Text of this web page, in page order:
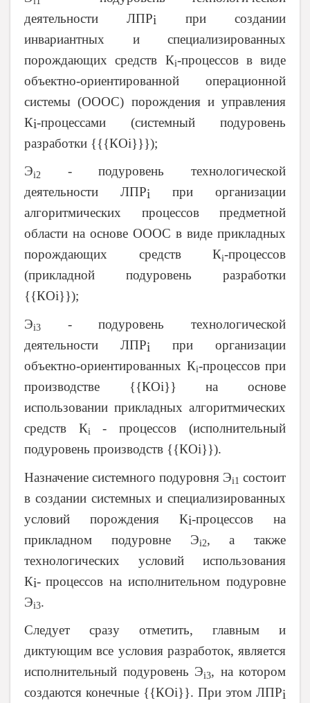
деятельности ЛПРi при создании
инвариантных и специализированных
порождающих средств Кi-процессов в виде
объектно-ориентированной операционной
системы (ОООС) порождения и управления
Кi-процессами (системный подуровень
разработки {{{КОi}}});
Эi2
- подуровень технологической
деятельности ЛПРi при организации
алгоритмических процессов предметной
области на основе ОООС в виде прикладных
порождающих средств Кi-процессов
(прикладной подуровень разработки
{{КОi}});
Эi3
- подуровень технологической
деятельности ЛПРi при организации
объектно-ориентированных Кi-процессов при
производстве {{КОi}} на основе
использовании прикладных алгоритмических
средств Кi - процессов (исполнительный
подуровень производств {{КОi}}).
Назначение системного подуровня Эi1 состоит
в создании системных и специализированных
условий порождения Кi-процессов на
прикладном подуровне Эi2, а также
технологических условий использования
Кi- процессов на исполнительном подуровне
Эi3.
Следует сразу отметить, главным и
диктующим все условия разработок, является
исполнительный подуровень Эi3, на котором
создаются конечные {{КОi}}. При этом ЛПРi